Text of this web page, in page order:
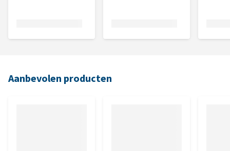
Aanbevolen producten